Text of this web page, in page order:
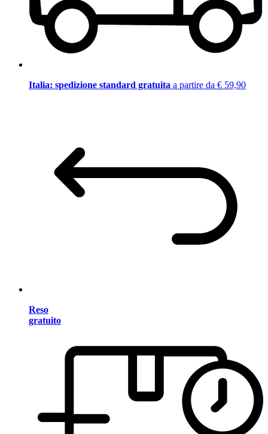
Italia: spedizione standard gratuita a partire da € 59,90
Reso
gratuito